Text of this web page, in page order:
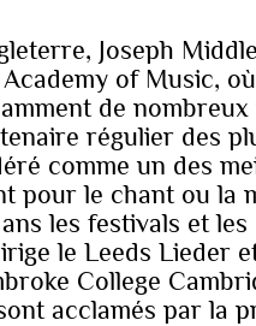
Joseph
of Music,
de
régulier des
comme un des
pour le chant ou la
les festivals et
le Leeds Lieder
College
acclamés par la